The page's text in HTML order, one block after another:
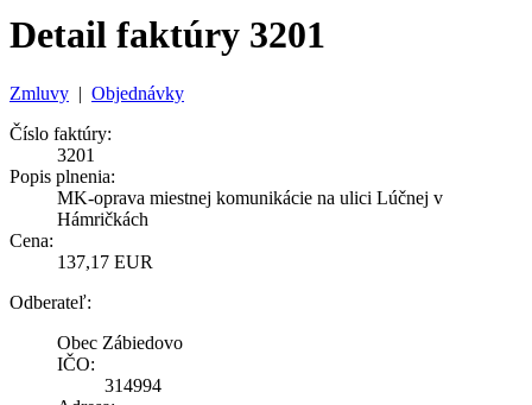
Detail faktúry 3201
Zmluvy | Objednávky
Číslo faktúry:
3201
Popis plnenia:
MK-oprava miestnej komunikácie na ulici Lúčnej v
Hámričkách
Cena:
137,17 EUR
Odberateľ:
Obec Zábiedovo
IČO:
314994